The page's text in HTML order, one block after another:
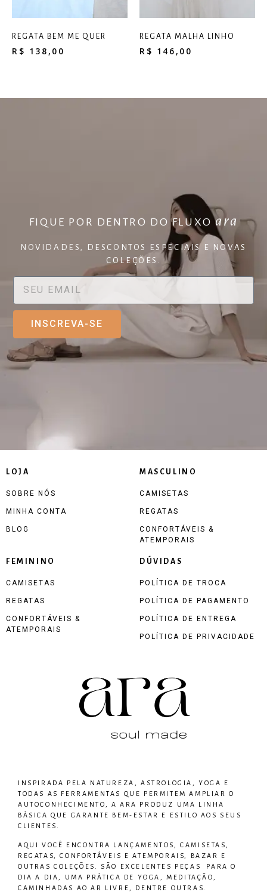
REGATA BEM ME QUER
R$ 138,00
REGATA MALHA LINHO
R$ 146,00
FIQUE POR DENTRO DO FLUXOara
NOVIDADES, DESCONTOS ESPECIAIS E NOVAS
COLEÇÕES.
INSCREVA-SE
LOJA
SOBRE NÓS
MINHA CONTA
BLOG
MASCULINO
CAMISETAS
REGATAS
CONFORTÁVEIS &
ATEMPORAIS
FEMININO
CAMISETAS
REGATAS
CONFORTÁVEIS &
ATEMPORAIS
DÚVIDAS
POLÍTICA DE TROCA
POLÍTICA DE PAGAMENTO
POLÍTICA DE ENTREGA
POLÍTICA DE PRIVACIDADE
INSPIRADA PELA NATUREZA, ASTROLOGIA, YOGA E
TODAS AS FERRAMENTAS QUE PERMITEM AMPLIAR O
AUTOCONHECIMENTO, A ARA PRODUZ UMA LINHA
BÁSICA QUE GARANTE BEM-ESTAR E ESTILO AOS SEUS
CLIENTES.
AQUI VOCÊ ENCONTRA LANÇAMENTOS, CAMISETAS,
REGATAS, CONFORTÁVEIS E ATEMPORAIS, BAZAR E
OUTRAS COLEÇÕES. SÃO EXCELENTES PEÇAS PARA O
DIA A DIA, UMA PRÁTICA DE YOGA, MEDITAÇÃO,
CAMINHADAS AO AR LIVRE, DENTRE OUTRAS.